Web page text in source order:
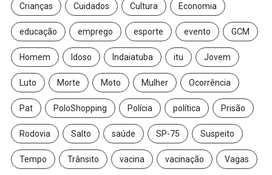
Crianças Cuidados Cultura Economia
educação emprego esporte evento GCM
Homem Idoso Indaiatuba itu Jovem
Luto Morte Moto Mulher Ocorrência
Pat PoloShopping Polícia política Prisão
Rodovia Salto saúde SP-75 Suspeito
Tempo Trânsito vacina vacinação Vagas